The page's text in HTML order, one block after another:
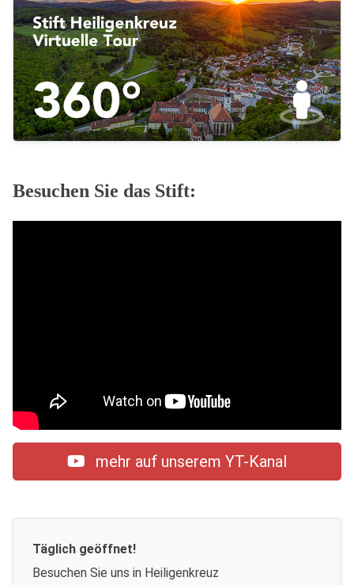
Besuchen Sie das Stift:
mehr auf unserem YT-Kanal
Täglich geöffnet!
Besuchen Sie uns in Heiligenkreuz